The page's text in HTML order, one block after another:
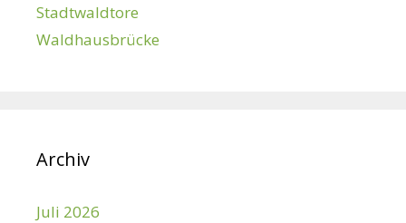
Stadtwaldtore
Waldhausbrücke
Archiv
Juli 2026